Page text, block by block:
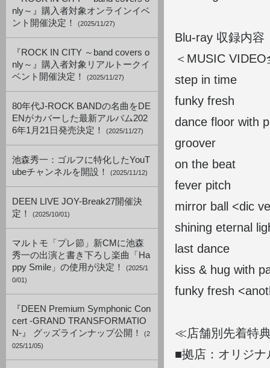
nly～』購入者対象オンラインイベ
ント開催決定！
(2025/11/27)
『ROCK IN CITY ～band covers o
nly～』購入者対象リアルトークイ
ベント開催決定！
(2025/11/27)
80年代J-ROCK BANDの名曲をDE
ENがカバーした最新アルバム202
6年1月21日発売決定！
(2025/11/27)
池森秀一：ゴルフに特化したYouT
ubeチャンネルを開設！
(2025/11/12)
DEEN LIVE JOY-Break27開催決
定！
(2025/10/01)
マルトモ「プレ節」新CMに池森
秀一の出演と書き下ろし楽曲「Ha
ppy Smile」の使用が決定！
(2025/1
0/01)
『DEEN Premium Symphonic Con
cert -GRAND TRANSFORMATIO
N-』 グッズラインナップ公開！
(2
025/11/05)
Blu-ray 収録内容
＜MUSIC
step in time
funky fresh
dance floor with
groover
on the beat
fever pitch
mirror ball <dic
shining eternal
last dance
kiss & hug with
funky fresh
≪店舗別先着特
■拠店：オリジ